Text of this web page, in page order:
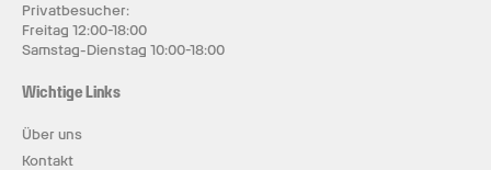
Privatbesucher:
Freitag 12:00-18:00
Samstag-Dienstag 10:00-18:00
Wichtige Links
Über uns
Kontakt